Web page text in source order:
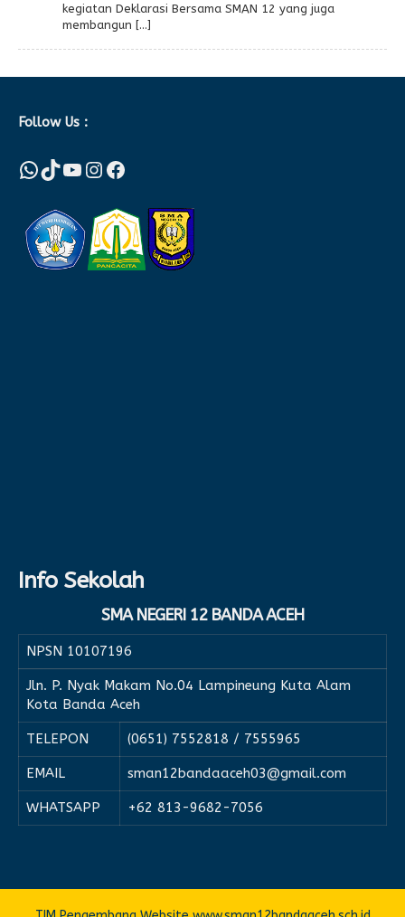
kegiatan Deklarasi Bersama SMAN 12 yang juga
membangun […]
Follow Us :
WhatsApp
TikTok
YouTube
Instagram
Facebook
Info Sekolah
SMA NEGERI 12 BANDA ACEH
NPSN 10107196
Jln. P. Nyak Makam No.04 Lampineung Kuta Alam
Kota Banda Aceh
TELEPON (0651) 7552818 / 7555965
EMAIL sman12bandaaceh03@gmail.com
WHATSAPP +62 813-9682-7056